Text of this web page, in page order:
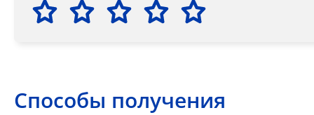
Способы получения